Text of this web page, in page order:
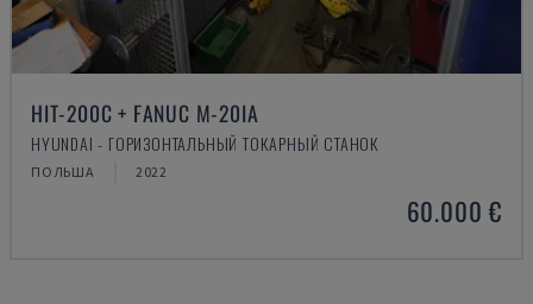
HIT-200C + FANUC M-20IA
HYUNDAI - ГОРИЗОНТАЛЬНЫЙ ТОКАРНЫЙ СТАНОК
ПОЛЬША 2022
60.000 €